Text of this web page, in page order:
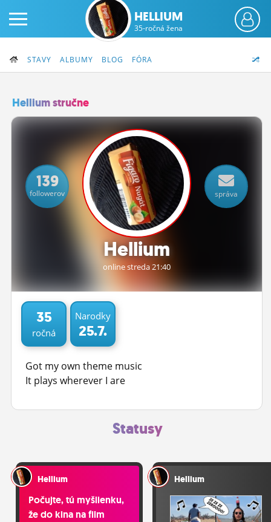
PRIHLÁS SA
ČINŽIAK
FÓRUM
STATUSY
ĽUDIA
MÔJ PROFIL
NASTAVENIA
ROLETA
HELLIUM
35-ročná žena
STAVY ALBUMY BLOG FÓRA
Hellium stručne
Hellium
online streda 21:40
139
followerov správa
35
ročná
Narodky
25.7.
Got my own theme music
It plays wherever I are
Statusy
Hellium
Počujte, tú myšlienku,
že do kina na film
Hellium